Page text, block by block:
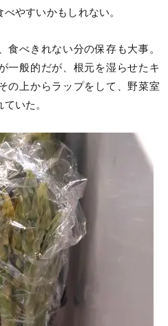
やすいかもしれない。
食べきれない分の保存も大事。
一般的だが、根元を湿らせたキ
の上からラップをして、野菜室
いた。